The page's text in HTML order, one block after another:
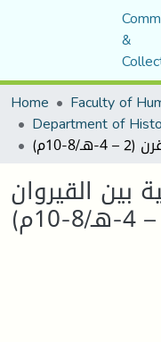
&
Home
Department of
بين القيروان